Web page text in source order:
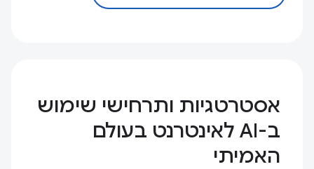
אסטרטגיות ותרחישי שימוש
ב-AI לאינטרנט בעולם
האמיתי